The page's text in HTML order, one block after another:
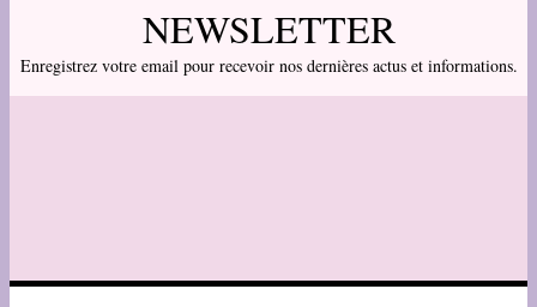
NEWSLETTER
Enregistrez votre email pour recevoir nos dernières actus et informations.